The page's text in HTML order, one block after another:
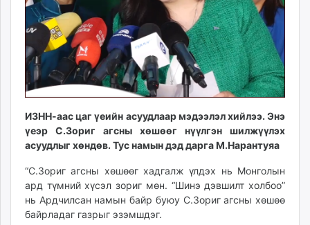
ergelt.mn
zarig.mn
today.mn
zuv.mn
mminfo.mn
ugluu.mn
urlag.mn
unen.mn
asu.mn
shudarga.mn
shuurhai.mn
unuudur.mn
isee.mn
ИЗНН-аас цаг үеийн асуудлаар мэдээлэл хийлээ. Энэ
үеэр С.Зориг агсны хөшөөг нүүлгэн шилжүүлэх
асуудлыг хөндөв. Тус намын дэд дарга М.Нарантуяа
“С.Зориг агсны хөшөөг хадгалж үлдэх нь Монголын
ард түмний хүсэл зориг мөн. “Шинэ дэвшилт холбоо”
нь Ардчилсан намын байр буюу С.Зориг агсны хөшөө
байрладаг газрыг эзэмшдэг.